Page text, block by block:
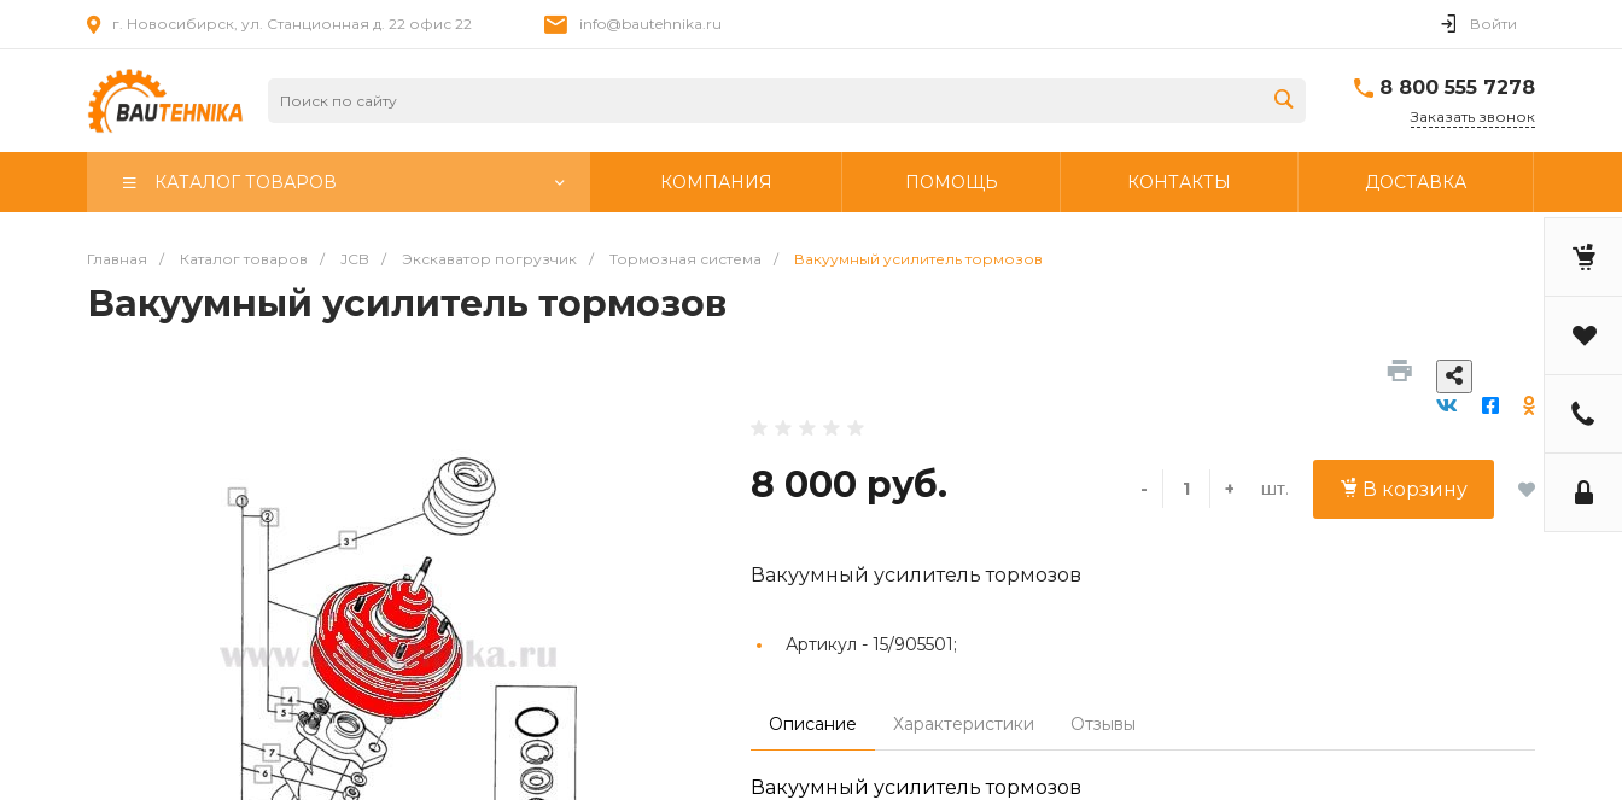
г. Новосибирск, ул. Станционная д. 22 офис 22 info@bautehnika.ru Войти
8 800 555 7278
Заказать звонок
КАТАЛОГ ТОВАРОВ КОМПАНИЯ ПОМОЩЬ КОНТАКТЫ ДОСТАВКА
Главная / Каталог товаров / JCB / Экскаватор погрузчик / Тормозная система / Вакуумный усилитель тормозов
Вакуумный усилитель тормозов
8 000 руб. - + шт. В корзину
Вакуумный усилитель тормозов
Артикул - 15/905501;
Описание Характеристики Отзывы
Вакуумный усилитель тормозов